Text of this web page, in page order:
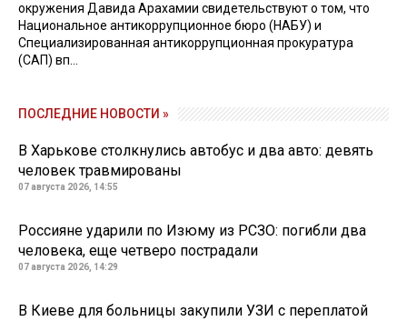
окружения Давида Арахамии свидетельствуют о том, что
Национальное антикоррупционное бюро (НАБУ) и
Специализированная антикоррупционная прокуратура
(САП) вп...
ПОСЛЕДНИЕ НОВОСТИ »
В Харькове столкнулись автобус и два авто: девять
человек травмированы
07 августа 2026, 14:55
Россияне ударили по Изюму из РСЗО: погибли два
человека, еще четверо пострадали
07 августа 2026, 14:29
В Киеве для больницы закупили УЗИ с переплатой